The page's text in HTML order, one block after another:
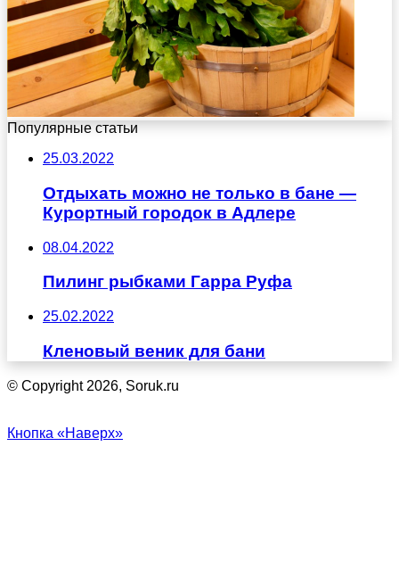
Популярные статьи
25.03.2022
Отдыхать можно не только в бане —
Курортный городок в Адлере
08.04.2022
Пилинг рыбками Гарра Руфа
25.02.2022
Кленовый веник для бани
© Copyright 2026, Soruk.ru
Кнопка «Наверх»